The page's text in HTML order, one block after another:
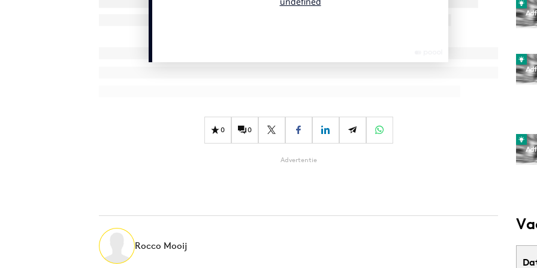
0 0
Advertentie
Rocco Mooij